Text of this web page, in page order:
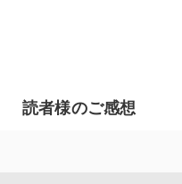
読者様のご感想